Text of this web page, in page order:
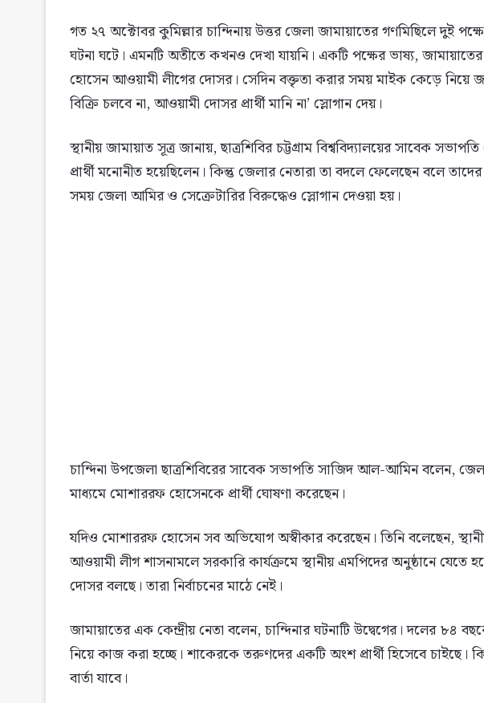
গত ২৭ অক্টোবর কুমিল্লার চান্দিনায় উত্তর জেলা জামায়াতের গণমিছিলে দুই
ঘটনা ঘটে। এমনটি অতীতে কখনও দেখা যায়নি। একটি পক্ষের ভাষ্য, জামায়াতের
হোসেন আওয়ামী লীগের দোসর। সেদিন বক্তৃতা করার সময় মাইক কেড়ে নিয়ে
বিক্রি চলবে না, আওয়ামী দোসর প্রার্থী মানি না’ স্লোগান দেয়।
স্থানীয় জামায়াত সূত্র জানায়, ছাত্রশিবির চট্টগ্রাম বিশ্ববিদ্যালয়ের সাবেক
প্রার্থী মনোনীত হয়েছিলেন। কিন্তু জেলার নেতারা তা বদলে ফেলেছেন বলে
সময় জেলা আমির ও সেক্রেটারির বিরুদ্ধেও স্লোগান দেওয়া হয়।
চান্দিনা উপজেলা ছাত্রশিবিরের সাবেক সভাপতি সাজিদ আল-আমিন বলেন,
মাধ্যমে মোশাররফ হোসেনকে প্রার্থী ঘোষণা করেছেন।
যদিও মোশাররফ হোসেন সব অভিযোগ অস্বীকার করেছেন। তিনি বলেছেন,
আওয়ামী লীগ শাসনামলে সরকারি কার্যক্রমে স্থানীয় এমপিদের অনুষ্ঠানে
দোসর বলছে। তারা নির্বাচনের মাঠে নেই।
জামায়াতের এক কেন্দ্রীয় নেতা বলেন, চান্দিনার ঘটনাটি উদ্বেগের। দলের ৮৪
নিয়ে কাজ করা হচ্ছে। শাকেরকে তরুণদের একটি অংশ প্রার্থী হিসেবে চাইছে।
বার্তা যাবে।